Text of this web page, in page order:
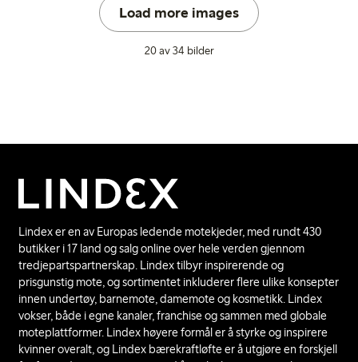
Load more images
20 av 34 bilder
Lindex er en av Europas ledende motekjeder, med rundt 430
butikker i 17 land og salg online over hele verden gjennom
tredjepartspartnerskap. Lindex tilbyr inspirerende og
prisgunstig mote, og sortimentet inkluderer flere ulike konsepter
innen undertøy, barnemote, damemote og kosmetikk. Lindex
vokser, både i egne kanaler, franchise og sammen med globale
moteplattformer. Lindex høyere formål er å styrke og inspirere
kvinner overalt, og Lindex bærekraftløfte er å utgjøre en forskjell